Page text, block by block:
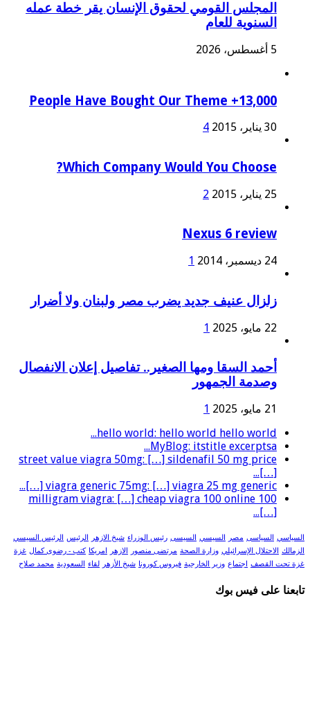
المجلس القومي لحقوق الإنسان يقر خطة عمله
السنوية للعام
5 أغسطس، 2026
13,000+ People Have Bought Our Theme
30 يناير، 2015 4
Which Company Would You Choose?
25 يناير، 2015 2
Nexus 6 review
24 ديسمبر، 2014 1
زلزال عنيف جديد يضرب مصر ولبنان ولا أضرار
22 مايو، 2025 1
أحمد السقا ومها الصغير.. تفاصيل إعلان الانفصال
وصدمة الجمهور
21 مايو، 2025
1
hello world: hello world hello world...
MyBlog: itstitle excerptsa...
street value viagra 50mg: […] sildenafil 50 mg price
[…]...
viagra generic 75mg: […] viagra 25 mg generic […]...
100 milligram viagra: […] cheap viagra 100 online
[…]...
السياسي السياسى مصر السيسي السيسى رئيس الوزراء شيخ الازهر الرئيس الرئيس السيسي
الزمالك الاحتلال الإسرائيلي وزارة الصحة مرتضى منصور الازهر امريكا كتب - رضوى كمال غزة
غزة تحت القصف اجتماع وزير الخارجية فيروس كورونا شيخ الأزهر لقاء السعودية محمد صلاح
تابعنا على فيس بوك